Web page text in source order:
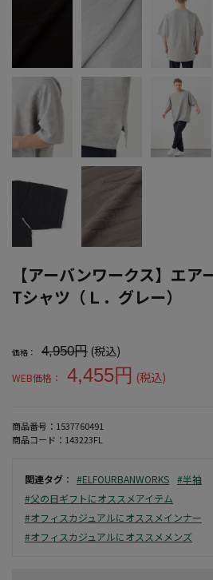
【アーバンワークス】エ
Tシャツ（Ｌ．グレー）
価格： 4,950円 (税込)
WEB価格： 4,455円 (税込)
商品番号： 1537760491
商品コード： 143223FL
関連タグ ： #ELFOURBANWORKS #半袖
#父の日ギフトにオススメアイテム
#オフィスカジュアルにオススメインナー
#オフィスカジュアルにオススメメンズ